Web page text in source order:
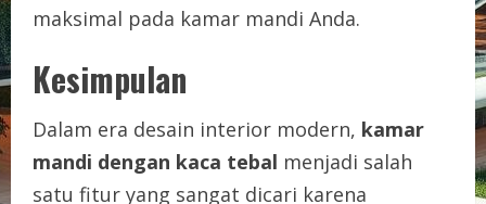
maksimal pada kamar mandi Anda.
Kesimpulan
Dalam era desain interior modern, kamar
mandi dengan kaca tebal menjadi salah
satu fitur yang sangat dicari karena